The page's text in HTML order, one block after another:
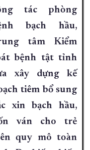
tác phòng
bạch hầu,
tâm Kiểm
bệnh tật tỉnh
xây dựng kế
tiêm bổ sung
xin bạch hầu,
ván cho trẻ
quy mô toàn